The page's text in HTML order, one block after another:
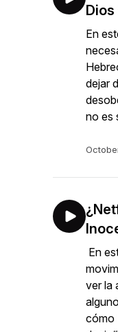
Dios
En
dejar
no es
En
ver la
cómo